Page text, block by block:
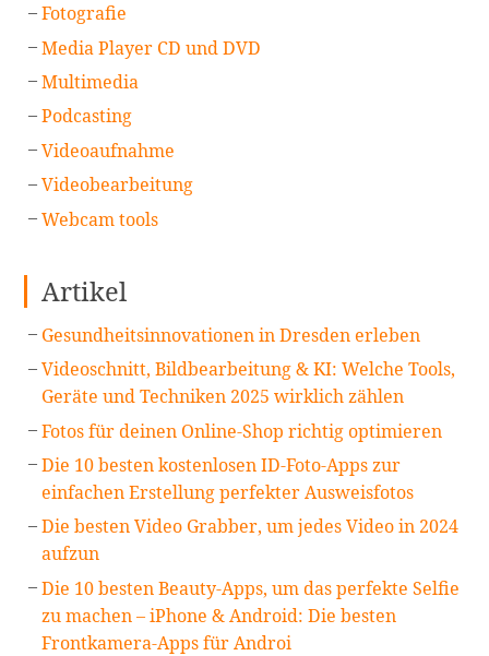
Fotografie
Media Player CD und DVD
Multimedia
Podcasting
Videoaufnahme
Videobearbeitung
Webcam tools
Artikel
Gesundheitsinnovationen in Dresden erleben
Videoschnitt, Bildbearbeitung & KI: Welche Tools,
Geräte und Techniken 2025 wirklich zählen
Fotos für deinen Online-Shop richtig optimieren
Die 10 besten kostenlosen ID-Foto-Apps zur
einfachen Erstellung perfekter Ausweisfotos
Die besten Video Grabber, um jedes Video in 2024
aufzun
Die 10 besten Beauty-Apps, um das perfekte Selfie
zu machen – iPhone & Android: Die besten
Frontkamera-Apps für Androi